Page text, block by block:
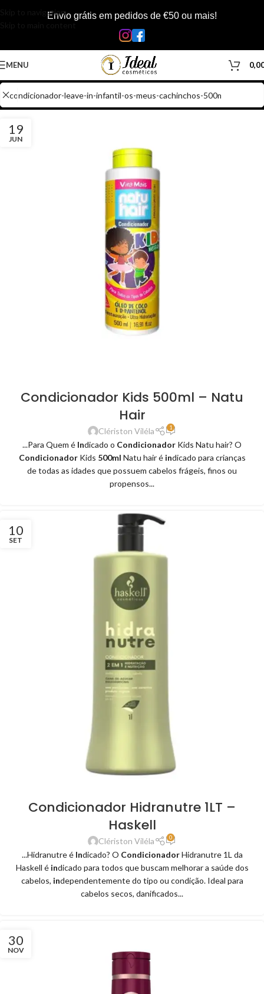
Skip to navigationEnvio grátis em pedidos de €50 ou mais!
MENU
19
JUN
Condicionador Kids 500ml – Natu
Hair
Clériston Viléla 1
...Para Quem é Indicado o Condicionador Kids Natu hair? O
CondicionadorKids 500ml Natu hair é indicado para crianças
de todas as idades que possuem cabelos frágeis, finos ou
propensos...
10
SET
Condicionador Hidranutre 1LT –
Haskell
Clériston Viléla 0
...Hidranutre é Indicado? O CondicionadorHidranutre 1L da
Haskell é indicado para todos que buscam melhorar a saúde dos
cabelos, independentemente do tipo ou condição. Ideal para
cabelos secos, danificados...
30
NOV